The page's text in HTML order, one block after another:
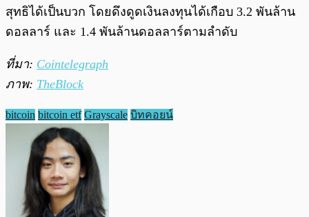
สุทธิได้เป็นบวก โดยดึงดูดเงินลงทุนได้เกือบ 3.2 พันล้าน
ดอลลาร์ และ 1.4 พันล้านดอลลาร์ตามลำดับ
ที่มา: Cointelegraph
ภาพ: TheBlock
bitcoin bitcoin etf Grayscale บิทคอยน์